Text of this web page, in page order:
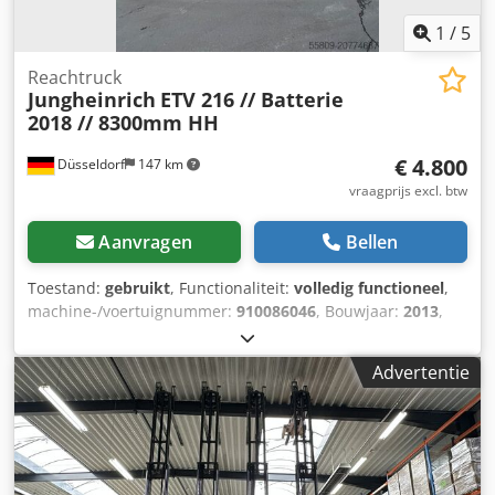
1 / 5
Düsseldorf 147 km
Reachtruck
Jungheinrich ETV 216 // Batterie
2018 // 8300mm HH
€ 4.800
vraagprijs excl. btw
Aanvragen Bellen
Toestand: gebruikt, Functionaliteit: volledig functioneel,
machine-/voertuignummer: 910086046, Bouwjaar: 2013,
, draagvermogen:
hefhoogte:8.300 mm, vrije hefhoogte:2.800 mm,
brandstoftype:elektrisch , masttype:triplex, bouwhoogte:
3.300 mm, vorklengte:1.800 mm, aandrijftype:Elektro,
Schuifmaststapelaar Chassisnummer: 910086046
Masttype: Triplex Staat: Direct inzetbaar en volledig
functioneel Technische staat: goed Cjdsx H U E Uepfx
Advertentie